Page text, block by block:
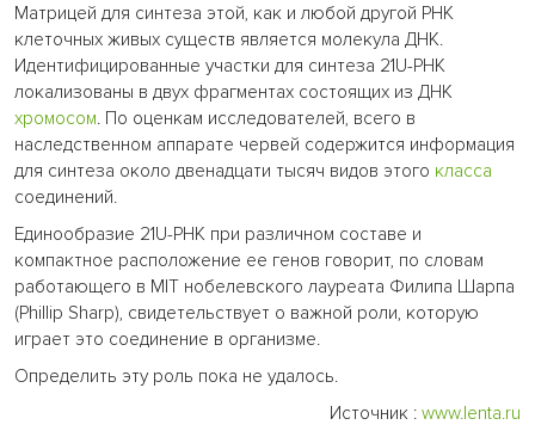
Матрицей для синтеза этой, как и любой другой РНК
клеточных живых существ является молекула ДНК.
Идентифицированные участки для синтеза 21U-РНК
локализованы в двух фрагментах состоящих из ДНК
хромосом. По оценкам исследователей, всего в
наследственном аппарате червей содержится информация
для синтеза около двенадцати тысяч видов этого класса
соединений.
Единообразие 21U-РНК при различном составе и
компактное расположение ее генов говорит, по словам
работающего в MIT нобелевского лауреата Филипа Шарпа
(Phillip Sharp), свидетельствует о важной роли, которую
играет это соединение в организме.
Определить эту роль пока не удалось.
Источник : www.lenta.ru